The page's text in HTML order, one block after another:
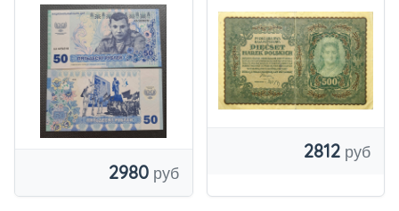
100-200-500-1000-
2000-5000 2018г
2980
Королева Ядвига
Анжуйская
2812